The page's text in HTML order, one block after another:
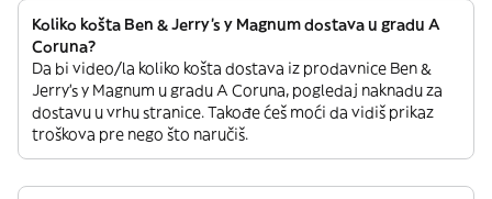
Koliko košta Ben & Jerry's y Magnum dostava u gradu A
Coruna?
Da bi video/la koliko košta dostava iz prodavnice Ben &
Jerry's y Magnum u gradu A Coruna, pogledaj naknadu za
dostavu u vrhu stranice. Takođe ćeš moći da vidiš prikaz
troškova pre nego što naručiš.